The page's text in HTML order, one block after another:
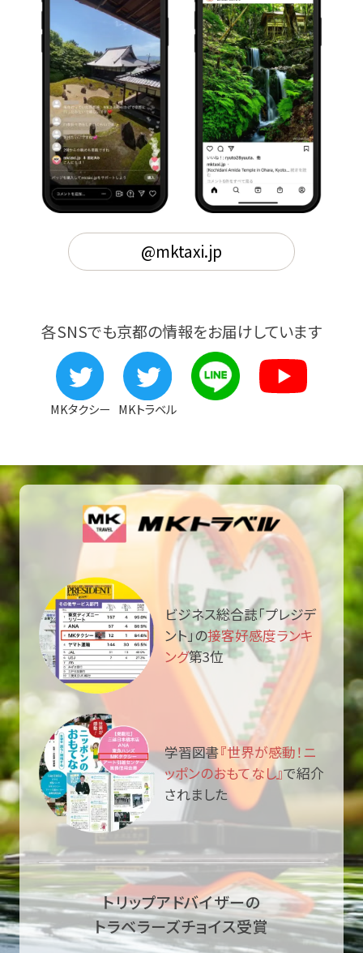
@mktaxi.jp
各SNSでも京都の情報をお届けしています
MKタクシー MKトラベル
ビジネス総合誌「プレジデ
ント」の接客好感度ランキ
ング第3位
学習図書『世界が感動！ニ
ッポンのおもてなし』で紹介
されました
トリップアドバイザーの
トラベラーズチョイス受賞